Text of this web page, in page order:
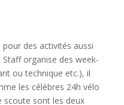
des activités aussi
organise des week-
ou technique etc.), il
les célèbres 24h vélo
scoute sont les deux